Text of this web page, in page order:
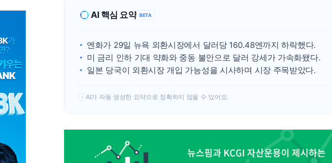
AI 핵심 요약 BETA
엔화가 29일 뉴욕 외환시장에서 달러당 160.48엔까지 하락했다.
미 금리 인하 기대 약화와 중동 불안으로 달러 강세가 가속화됐다.
일본 당국이 외환시장 개입 가능성을 시사하며 시장 주목받았다.
! AI가 자동 생성한 요약으로 정확하지 않을 수 있어요.